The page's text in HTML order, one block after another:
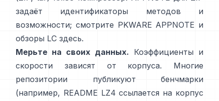
задаёт идентификаторы методов и
возможности; смотрите PKWARE APPNOTE и
обзоры LC здесь.
Мерьте на своих данных. Коэффициенты и
скорости зависят от корпуса. Многие
репозитории публикуют бенчмарки
(например, README LZ4 ссылается на корпус